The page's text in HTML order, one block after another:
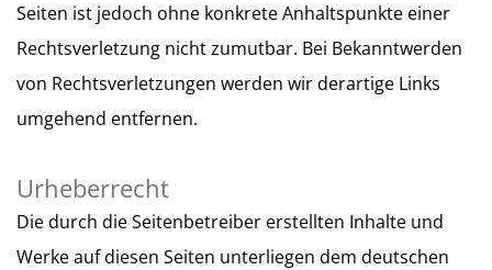
Seiten ist jedoch ohne konkrete Anhaltspunkte einer
Rechtsverletzung nicht zumutbar. Bei Bekanntwerden
von Rechtsverletzungen werden wir derartige Links
umgehend entfernen.
Urheberrecht
Die durch die Seitenbetreiber erstellten Inhalte und
Werke auf diesen Seiten unterliegen dem deutschen